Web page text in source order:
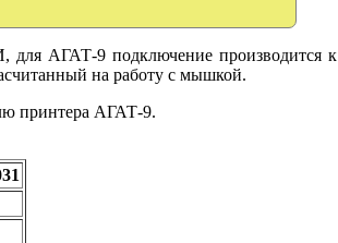
АГАТ-9 подключение производится к
на работу с мышкой.
принтера АГАТ-9.